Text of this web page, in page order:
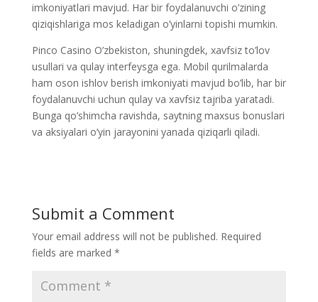
imkoniyatlari mavjud. Har bir foydalanuvchi o’zining
qiziqishlariga mos keladigan o’yinlarni topishi mumkin.
Pinco Casino O’zbekiston, shuningdek, xavfsiz to’lov
usullari va qulay interfeysga ega. Mobil qurilmalarda
ham oson ishlov berish imkoniyati mavjud bo’lib, har bir
foydalanuvchi uchun qulay va xavfsiz tajriba yaratadi.
Bunga qo’shimcha ravishda, saytning maxsus bonuslari
va aksiyalari o’yin jarayonini yanada qiziqarli qiladi.
Submit a Comment
Your email address will not be published. Required
fields are marked *